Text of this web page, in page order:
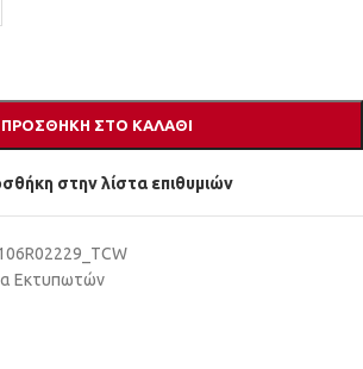
ΠΡΟΣΘΉΚΗ ΣΤΟ ΚΑΛΆΘΙ
στην λίστα επιθυμιών
Εκτυπωτών